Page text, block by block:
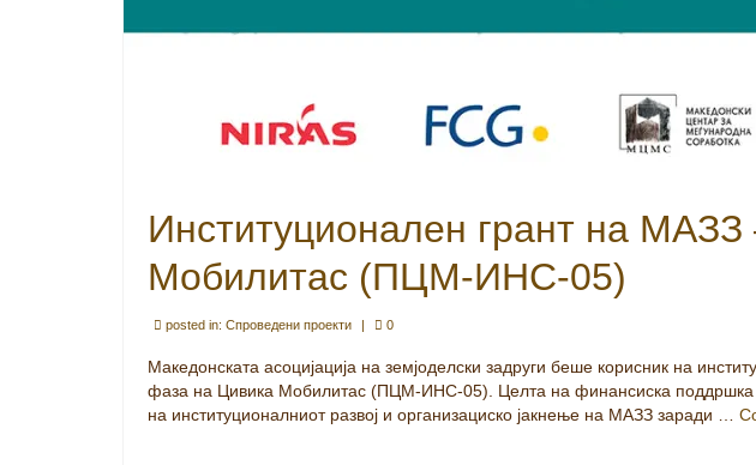
Институционален грант на
Мобилитас (ПЦМ-ИНС-05)
posted in: Спроведени проекти | 0
Македонската асоцијација на земјоделски задруги беше корисник на
фаза на Цивика Мобилитас (ПЦМ-ИНС-05). Целта на финансиска поддршка
на институционалниот развој и организациско јакнење на МАЗЗ заради …